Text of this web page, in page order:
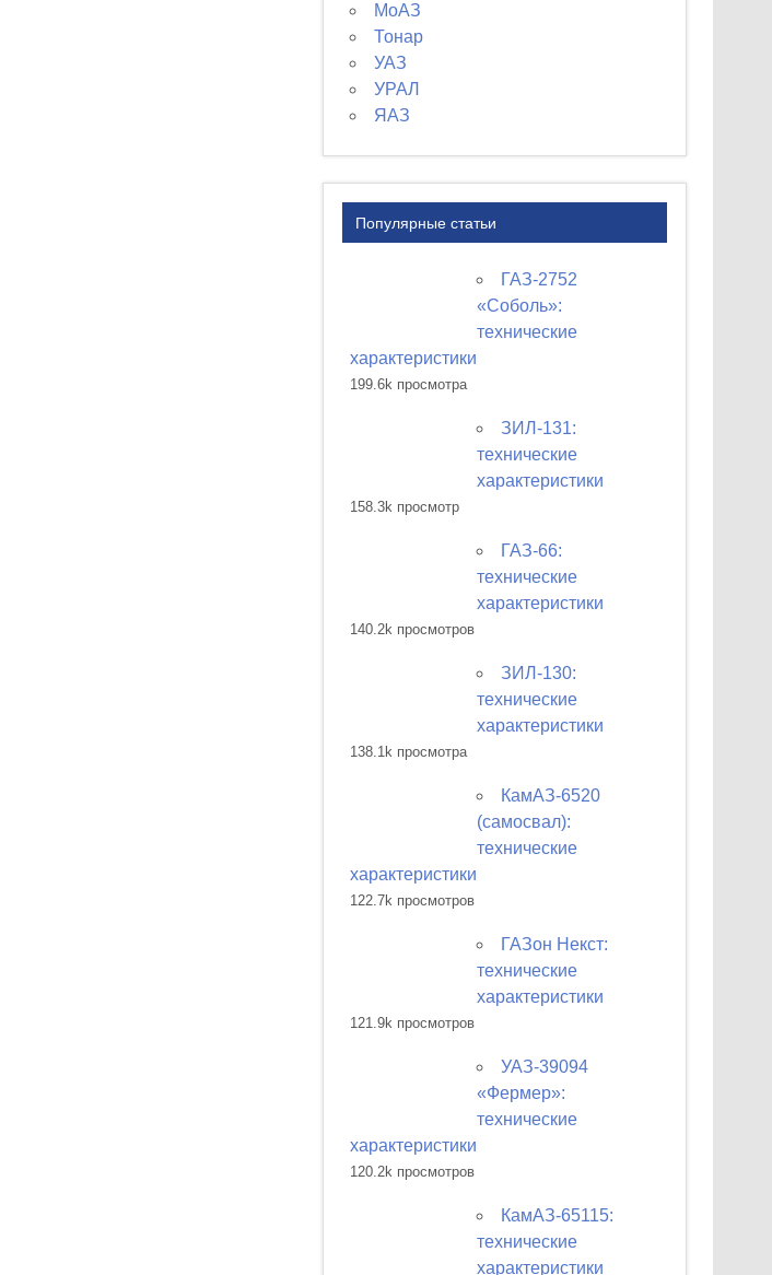
МоАЗ
Тонар
УАЗ
УРАЛ
ЯАЗ
Популярные статьи
ГАЗ-2752
«Соболь»:
технические
характеристики
199.6k просмотра
ЗИЛ-131:
технические
характеристики
158.3k просмотр
ГАЗ-66:
технические
характеристики
140.2k просмотров
ЗИЛ-130:
технические
характеристики
138.1k просмотра
КамАЗ-6520
(самосвал):
технические
характеристики
122.7k просмотров
ГАЗон Некст:
технические
характеристики
121.9k просмотров
УАЗ-39094
«Фермер»:
технические
характеристики
120.2k просмотров
КамАЗ-65115:
технические
характеристики